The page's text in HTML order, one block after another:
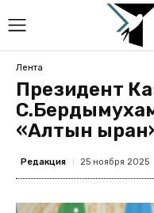
Лента
Президент
«Алтын
Редакция 25 ноября 2025